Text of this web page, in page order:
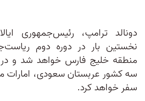
دونالد ترامپ، رئیس‌جمهوری
نخستین بار در دوره دوم
منطقه خلیج فارس خواهد شد و
سه کشور عربستان سعودی، امارات
سفر خواهد کرد.